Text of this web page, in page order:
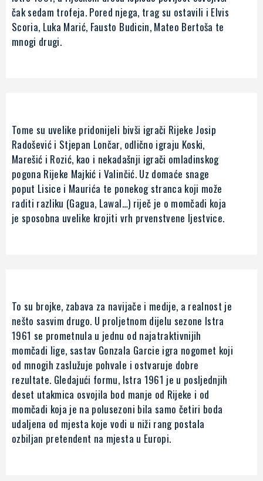
čak sedam trofeja. Pored njega, trag su ostavili i Elvis
Scoria, Luka Marić, Fausto Budicin, Mateo Bertoša te
mnogi drugi.
Tome su uvelike pridonijeli bivši igrači Rijeke Josip
Radošević i Stjepan Lončar, odlično igraju Koski,
Marešić i Rozić, kao i nekadašnji igrači omladinskog
pogona Rijeke Majkić i Valinčić. Uz domaće snage
poput Lisice i Maurića te ponekog stranca koji može
raditi razliku (Gagua, Lawal…) riječ je o momčadi koja
je sposobna uvelike krojiti vrh prvenstvene ljestvice.
To su brojke, zabava za navijače i medije, a realnost je
nešto sasvim drugo. U proljetnom dijelu sezone Istra
1961 se prometnula u jednu od najatraktivnijih
momčadi lige, sastav Gonzala Garcie igra nogomet koji
od mnogih zaslužuje pohvale i ostvaruje dobre
rezultate. Gledajući formu, Istra 1961 je u posljednjih
deset utakmica osvojila bod manje od Rijeke i od
momčadi koja je na polusezoni bila samo četiri boda
udaljena od mjesta koje vodi u niži rang postala
ozbiljan pretendent na mjesta u Europi.